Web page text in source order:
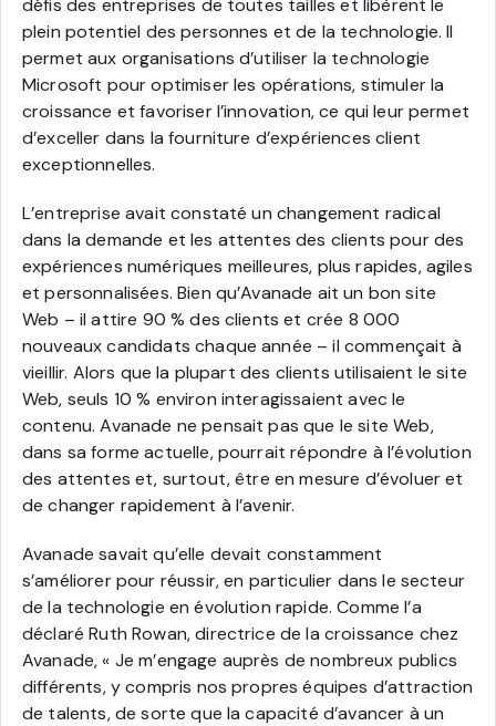
plein potentiel des personnes et de la technologie. Il
permet aux organisations d’utiliser la technologie
Microsoft pour optimiser les opérations, stimuler la
croissance et favoriser l’innovation, ce qui leur permet
d’exceller dans la fourniture d’expériences client
exceptionnelles.
L’entreprise avait constaté un changement radical
dans la demande et les attentes des clients pour des
expériences numériques meilleures, plus rapides, agiles
et personnalisées. Bien qu’Avanade ait un bon site
Web – il attire 90 % des clients et crée 8 000
nouveaux candidats chaque année – il commençait à
vieillir. Alors que la plupart des clients utilisaient le site
Web, seuls 10 % environ interagissaient avec le
contenu. Avanade ne pensait pas que le site Web,
dans sa forme actuelle, pourrait répondre à l’évolution
des attentes et, surtout, être en mesure d’évoluer et
de changer rapidement à l’avenir.
Avanade savait qu’elle devait constamment
s’améliorer pour réussir, en particulier dans le secteur
de la technologie en évolution rapide. Comme l’a
déclaré Ruth Rowan, directrice de la croissance chez
Avanade, « Je m’engage auprès de nombreux publics
différents, y compris nos propres équipes d’attraction
de talents, de sorte que la capacité d’avancer à un